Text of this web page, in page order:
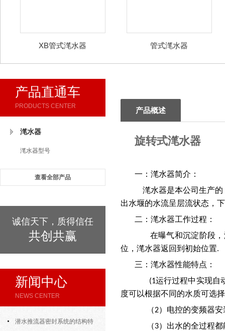
XB管式滗水器 管式滗水器
产品直通车
PRODUCTS CENTER
滗水器
滗水器型号
查看全部产品
诚信天下，质得信任
共创共赢
新闻中心
NEWS CENTER
潜水推流器密封系统的结构特
产品概述
旋转式滗水器
一：滗水器简介：
滗水器是本公司生产
出水堰的水流呈层流状态，
二：滗水器工作过程：
在曝气和沉淀阶段
位，滗水器返回到初始位置.
三：滗水器性能特点：
(1运行过程中实现自
度可以根据不同的水质可选
（2）电控的变频器
（3）出水的全过程